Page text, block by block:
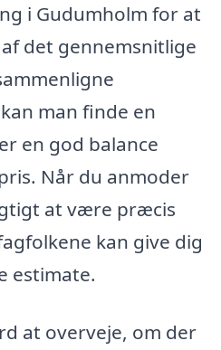
i Gudumholm for at
det gennemsnitlige
man finde en
en god balance
Når du anmoder
at være præcis
kan give dig
estimate.
at overveje, om der